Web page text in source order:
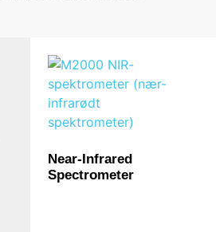
Near-Infrared
Spectrometer